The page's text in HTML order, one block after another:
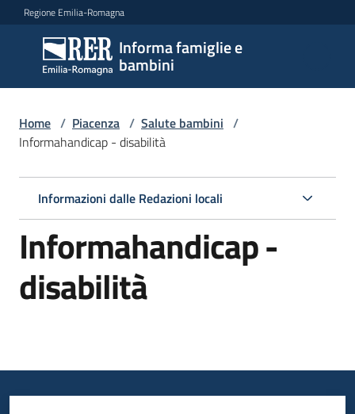
Vai al contenuto
Vai alla navigazione
Vai al footer
Regione Emilia-Romagna
Informa famiglie e
bambini
Informa
famiglie
e
bambini
Argomenti
Servizi
Centri
Home / Piacenza / Salute bambini /
Informahandicap - disabilità
Informazioni dalle Redazioni locali
Informahandicap -
disabilità